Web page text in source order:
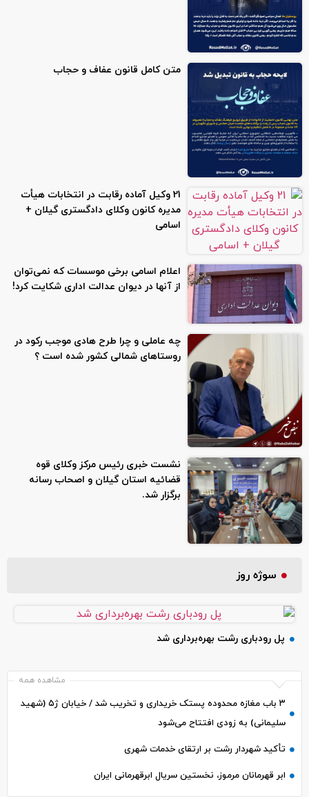
متن کامل قانون عفاف و حجاب
21 وکیل آماده رقابت در انتخابات هیأت
مدیره کانون وکلای دادگستری گیلان +
اسامی
اعلام اسامی برخی موسسات که نمی‌توان
از آنها در دیوان عدالت اداری شکایت کرد!
چه عاملی و چرا طرح هادی موجب رکود در
روستاهای شمالی کشور شده است ؟
نشست خبری رئیس مرکز وکلای قوه
قضائیه استان گیلان و اصحاب رسانه
برگزار شد.
سوژه روز
پل رودباری رشت بهره‌برداری شد
مشاهده همه
۳ باب مغازه محدوده پستک خریداری و تخریب شد / خیابان ژ۵ (شهید
سلیمانی) به زودی افتتاح می‌شود
تأکید شهردار رشت بر ارتقای خدمات شهری
ابر قهرمانان مرموز، نخستین سریال ابرقهرمانی ایران